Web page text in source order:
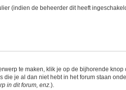
(indien de beheerder dit heeft
te maken, klik je op de bijhorende
je al dan niet hebt in het forum staan
in dit forum, enz. ).